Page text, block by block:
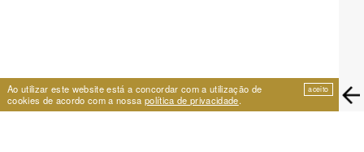
Ao utilizar este website está a concordar com a utilização de
cookies de acordo com a nossapolítica de privacidade.
aceito